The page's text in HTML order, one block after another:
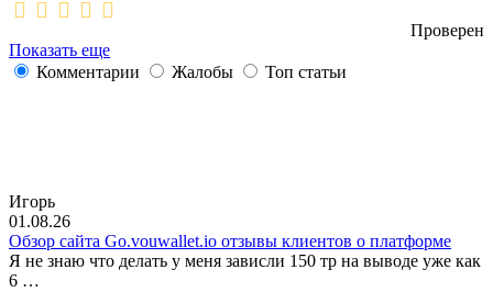
Проверен
Показать еще
Комментарии
Жалобы Топ статьи
Игорь
01.08.26
Обзор сайта Go.vouwallet.io отзывы клиентов о платформе
Я не знаю что делать у меня зависли 150 тр на выводе уже как
6 …